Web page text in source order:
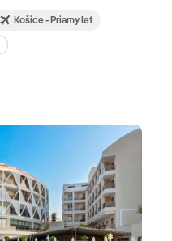
Košice - Priamy let